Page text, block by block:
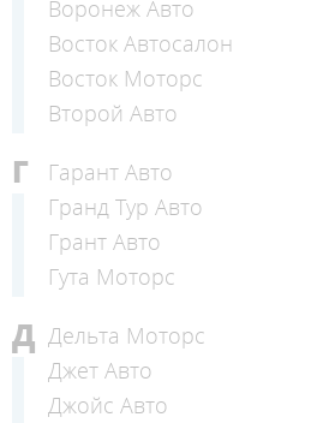
Воронеж Авто
Восток Автосалон
Восток Моторс
Второй Авто
Г
Гарант Авто
Гранд Тур Авто
Грант Авто
Гута Моторс
Д Дельта Моторс
Джет Авто
Джойс Авто